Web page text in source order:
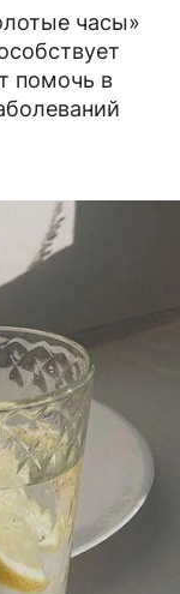
часы»
помочь в